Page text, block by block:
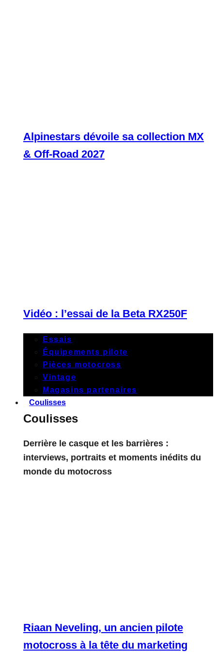
Alpinestars dévoile sa collection MX
& Off-Road 2027
Vidéo : l’essai de la Beta RX250F
Essais
Équipements pilote
Pièces motocross
Vintage
Magasins partenaires
Coulisses
Coulisses
Derrière le casque et les barrières :
interviews, portraits et moments inédits du
monde du motocross
Riaan Neveling, un ancien pilote
motocross à la tête du marketing